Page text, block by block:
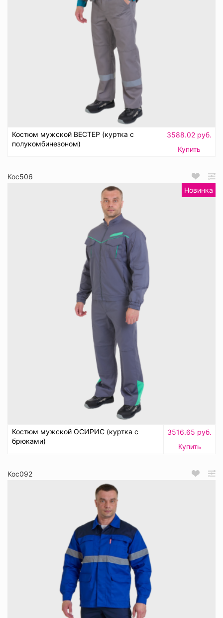
Костюм мужской ВЕСТЕР (куртка с
полукомбинезоном)
3588.02 руб.
Купить
Кос506
Новинка
Костюм мужской ОСИРИС (куртка с
брюками)
3516.65 руб.
Купить
Кос092